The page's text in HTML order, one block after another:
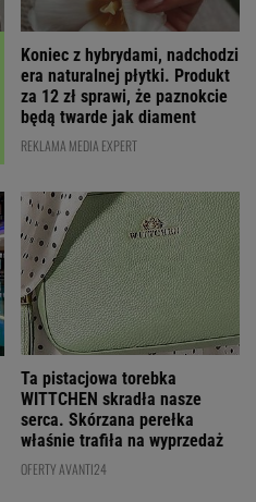
Koniec z hybrydami, nadchodzi
era naturalnej płytki. Produkt
za 12 zł sprawi, że paznokcie
będą twarde jak diament
REKLAMA MEDIA EXPERT
Ta pistacjowa torebka
WITTCHEN skradła nasze
serca. Skórzana perełka
właśnie trafiła na wyprzedaż
OFERTY AVANTI24